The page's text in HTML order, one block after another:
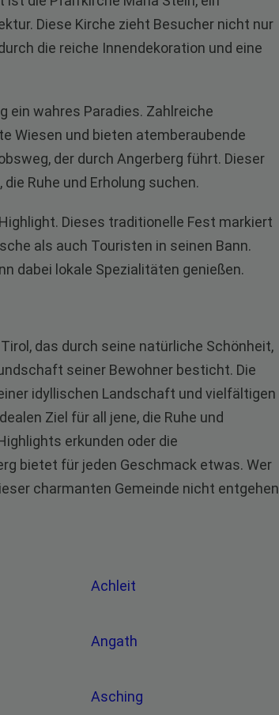
Diese Kirche zieht Besucher nicht nur
die reiche Innendekoration und eine
ein wahres Paradies. Zahlreiche
Wiesen und bieten atemberaubende
der durch Angerberg führt. Dieser
Ruhe und Erholung suchen.
Dieses traditionelle Fest markiert
als auch Touristen in seinen Bann.
dabei lokale Spezialitäten genießen.
das durch seine natürliche Schönheit,
seiner Bewohner besticht. Die
idyllischen Landschaft und vielfältigen
Ziel für all jene, die Ruhe und
erkunden oder die
bietet für jeden Geschmack etwas. Wer
charmanten Gemeinde nicht entgehen
Achleit
Angath
Asching